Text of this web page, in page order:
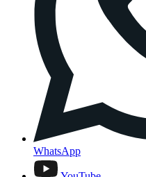
WhatsApp